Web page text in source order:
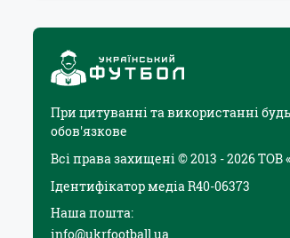
При цитуванні та використанні
обов'язкове
Всі права захищені © 2013 - 2026 ТОВ
Ідентифікатор медіа R40-06373
Наша пошта:
info@ukrfootball.ua